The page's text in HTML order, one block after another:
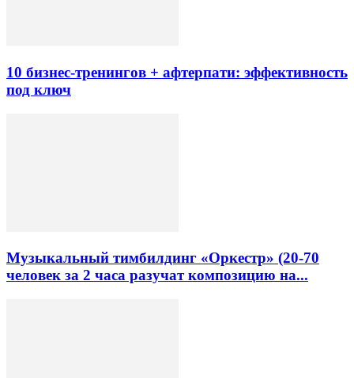
10 бизнес-тренингов + афтерпати: эффективность
под ключ
Музыкальный тимбилдинг «Оркестр» (20-70
человек за 2 часа разучат композицию на...